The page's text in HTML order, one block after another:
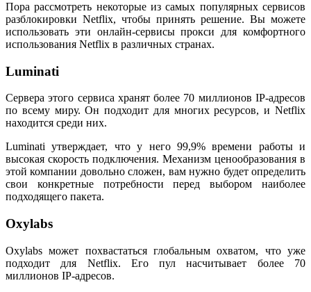
Пора рассмотреть некоторые из самых популярных сервисов
разблокировки Netflix, чтобы принять решение. Вы можете
использовать эти онлайн-сервисы прокси для комфортного
использования Netflix в различных странах.
Luminati
Сервера этого сервиса хранят более 70 миллионов IP-адресов
по всему миру. Он подходит для многих ресурсов, и Netflix
находится среди них.
Luminati утверждает, что у него 99,9% времени работы и
высокая скорость подключения. Механизм ценообразования в
этой компании довольно сложен, вам нужно будет определить
свои конкретные потребности перед выбором наиболее
подходящего пакета.
Oxylabs
Oxylabs может похвастаться глобальным охватом, что уже
подходит для Netflix. Его пул насчитывает более 70
миллионов IP-адресов.